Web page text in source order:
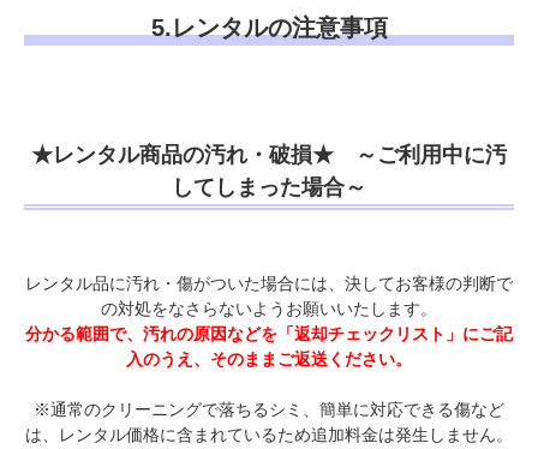
5.レンタルの注意事項
★レンタル商品の汚れ・破損★ ～ご利用中に汚
してしまった場合～
レンタル品に汚れ・傷がついた場合には、決してお客様の判断で
の対処をなさらないようお願いいたします。
分かる範囲で、汚れの原因などを「返却チェックリスト」にご記
入のうえ、そのままご返送ください。
※通常のクリーニングで落ちるシミ、簡単に対応できる傷など
は、レンタル価格に含まれているため追加料金は発生しません。